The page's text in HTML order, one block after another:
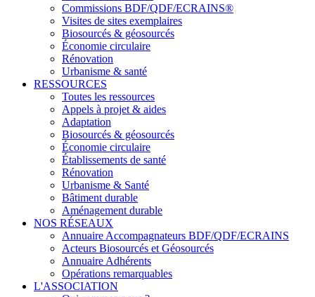
Commissions BDF/QDF/ECRAINS®
Visites de sites exemplaires
Biosourcés & géosourcés
Économie circulaire
Rénovation
Urbanisme & santé
RESSOURCES
Toutes les ressources
Appels à projet & aides
Adaptation
Biosourcés & géosourcés
Économie circulaire
Établissements de santé
Rénovation
Urbanisme & Santé
Bâtiment durable
Aménagement durable
NOS RÉSEAUX
Annuaire Accompagnateurs BDF/QDF/ECRAINS
Acteurs Biosourcés et Géosourcés
Annuaire Adhérents
Opérations remarquables
L'ASSOCIATION